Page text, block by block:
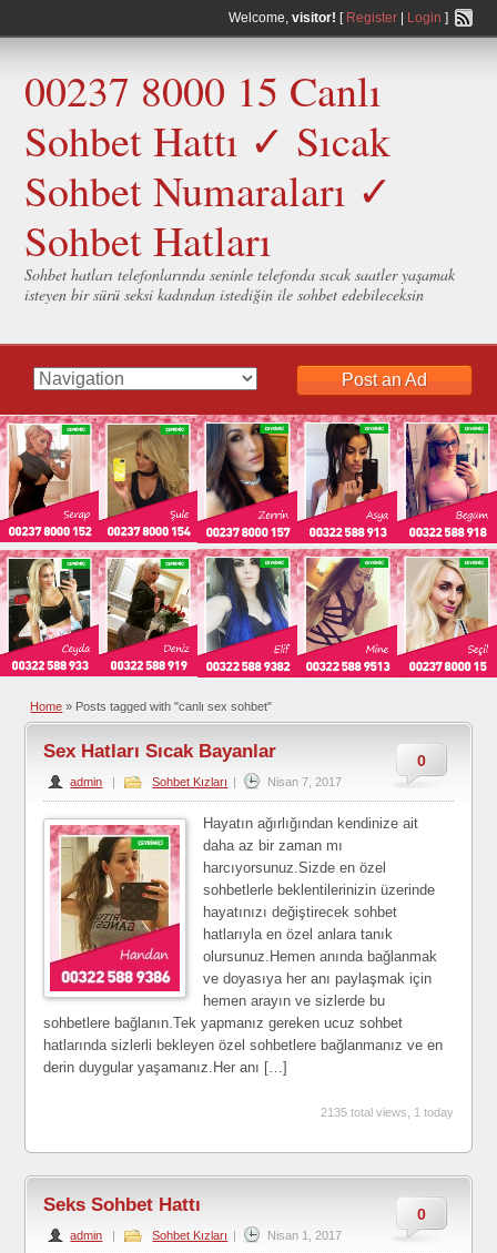
Welcome, visitor! [ Register| Login ]
00237 8000 15 Canlı
Sohbet Hattı ✓ Sıcak
Sohbet Numaraları ✓
Sohbet Hatları
Sohbet hatları telefonlarında seninle telefonda sıcak saatler yaşamak
isteyen bir sürü seksi kadından istediğin ile sohbet edebileceksin
Post an Ad
Home » Posts tagged with "canlı sex sohbet"
0
Sex Hatları Sıcak Bayanlar
admin | Sohbet Kızları | Nisan 7, 2017
Hayatın ağırlığından kendinize ait
daha az bir zaman mı
harcıyorsunuz.Sizde en özel
sohbetlerle beklentilerinizin üzerinde
hayatınızı değiştirecek sohbet
hatlarıyla en özel anlara tanık
olursunuz.Hemen anında bağlanmak
ve doyasıya her anı paylaşmak için
hemen arayın ve sizlerde bu
sohbetlere bağlanın.Tek yapmanız gereken ucuz sohbet
hatlarında sizlerli bekleyen özel sohbetlere bağlanmanız ve en
derin duygular yaşamanız.Her anı […]
2135 total views, 1 today
0
Seks Sohbet Hattı
admin | Sohbet Kızları | Nisan 1, 2017